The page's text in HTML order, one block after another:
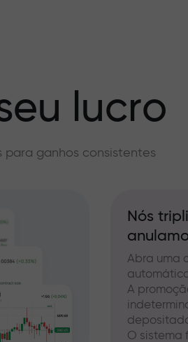
lucro
para ganhos consistentes
Nós
Abra uma
A
O sistema